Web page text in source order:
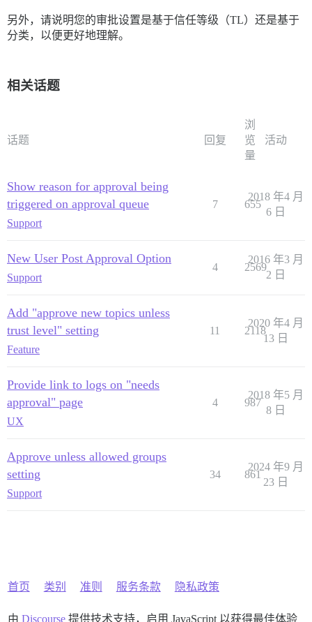
另外，请说明您的审批设置是基于信任等级（TL）还是基于
分类，以便更好地理解。
相关话题
话题 回复
浏
览
量
活动
Show reason for approval being
triggered on approval queue
Support
7 655
2018 年4 月
6 日
New User Post Approval Option
Support
4 2569
2016 年3 月
2 日
Add "approve new topics unless
trust level" setting
Feature
11 2118
2020 年4 月
13 日
Provide link to logs on "needs
approval" page
UX
4 987
2018 年5 月
8 日
Approve unless allowed groups
setting
Support
34 861
2024 年9 月
23 日
首页 类别 准则 服务条款 隐私政策
由 Discourse提供技术支持，启用 JavaScript 以获得最佳体验